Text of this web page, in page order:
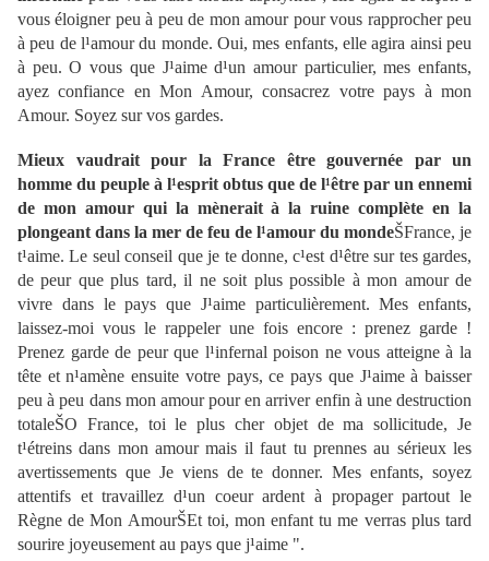
vous éloigner peu à peu de mon amour pour vous rapprocher peu
à peu de l¹amour du monde. Oui, mes enfants, elle agira ainsi peu
à peu. O vous que J¹aime d¹un amour particulier, mes enfants,
ayez confiance en Mon Amour, consacrez votre pays à mon
Amour. Soyez sur vos gardes.
Mieux vaudrait pour la France être gouvernée par un
homme du peuple à l¹esprit obtus que de l¹être par un ennemi
de mon amour qui la mènerait à la ruine complète en la
plongeant dans la mer de feu de l¹amour du mondeŠFrance, je
t¹aime. Le seul conseil que je te donne, c¹est d¹être sur tes gardes,
de peur que plus tard, il ne soit plus possible à mon amour de
vivre dans le pays que J¹aime particulièrement. Mes enfants,
laissez-moi vous le rappeler une fois encore : prenez garde !
Prenez garde de peur que l¹infernal poison ne vous atteigne à la
tête et n¹amène ensuite votre pays, ce pays que J¹aime à baisser
peu à peu dans mon amour pour en arriver enfin à une destruction
totaleŠO France, toi le plus cher objet de ma sollicitude, Je
t¹étreins dans mon amour mais il faut tu prennes au sérieux les
avertissements que Je viens de te donner. Mes enfants, soyez
attentifs et travaillez d¹un coeur ardent à propager partout le
Règne de Mon AmourŠEt toi, mon enfant tu me verras plus tard
sourire joyeusement au pays que j¹aime ".